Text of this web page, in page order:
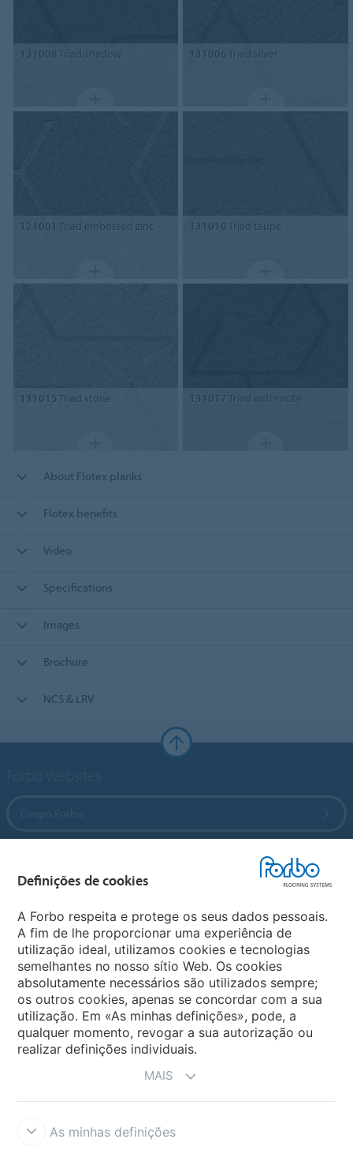
131008Triad shadow 131006Triad silver
121001 Triad embossed zinc 131010Triad taupe
131015 Triad stone 131017Triad anthracite
About Flotex planks
Flotex benefits
Video
Specifications
Images
Brochure
NCS & LRV
Sites Mundiais
Escolha seu país
Definições de cookies
A Forbo respeita e protege os seus dados pessoais.
A fim de lhe proporcionar uma experiência de
utilização ideal, utilizamos cookies e tecnologias
semelhantes no nosso sítio Web. Os cookies
absolutamente necessários são utilizados sempre;
os outros cookies, apenas se concordar com a sua
utilização. Em «As minhas definições», pode, a
qualquer momento, revogar a sua autorização ou
realizar definições individuais.
MAIS
As minhas definições